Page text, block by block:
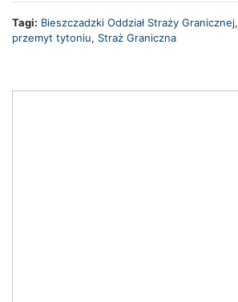
Tagi: Bieszczadzki Oddział Straży Granicznej,
przemyt tytoniu, Straż Graniczna